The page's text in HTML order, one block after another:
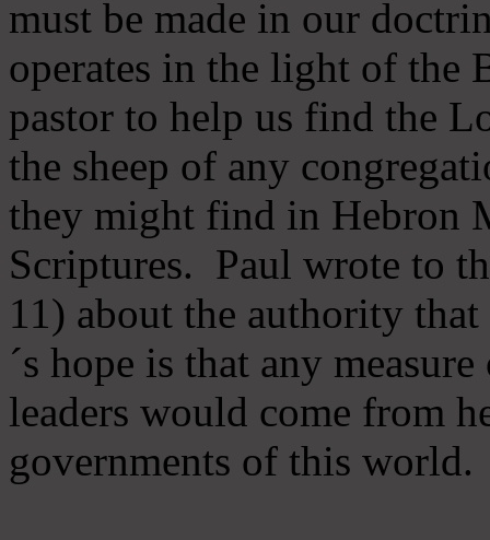
must be made in our
operates in the light of the
pastor to help us find the
the sheep of any
they might find in Hebron
Scriptures. Paul wrote to
11) about the authority
´s hope is that any
leaders would come from
governments of this world.